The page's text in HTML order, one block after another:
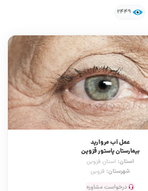
2449
عمل آب مروارید
بیمارستان پاستور قزوین
استان: استان قزوین
شهرستان: قزوین
درخواست مشاوره